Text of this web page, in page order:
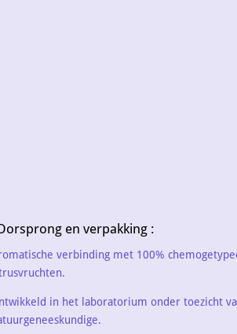
en verpakking :
verbinding met 100%
in het laboratorium onder toezicht